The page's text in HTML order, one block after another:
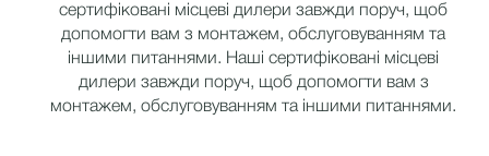
сертифіковані місцеві дилери завжди поруч, щоб
допомогти вам з монтажем, обслуговуванням та
іншими питаннями. Наші сертифіковані місцеві
дилери завжди поруч, щоб допомогти вам з
монтажем, обслуговуванням та іншими питаннями.